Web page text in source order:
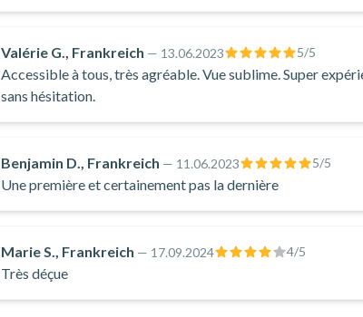
Valérie G., Frankreich — 13.06.2023 5/5
Accessible à tous, très agréable. Vue sublime. Super expérience pour un premier vol. A refaire
sans hésitation.
Benjamin D., Frankreich — 11.06.2023 5/5
Une première et certainement pas la dernière
Marie S., Frankreich — 17.09.2024 4/5
Très déçue